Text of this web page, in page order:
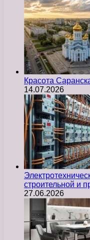
Красота
14.07.2026
строительной и
27.06.2026